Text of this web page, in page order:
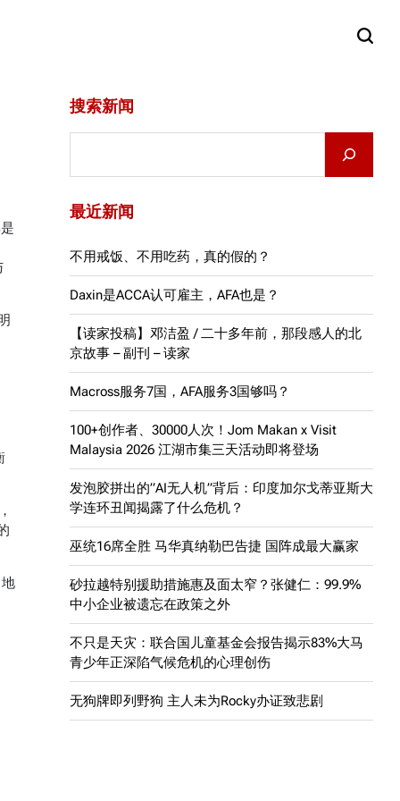
搜索新闻
最近新闻
不用戒饭、不用吃药，真的假的？
Daxin是ACCA认可雇主，AFA也是？
【读家投稿】邓洁盈 / 二十多年前，那段感人的北
京故事 – 副刊 – 读家
Macross服务7国，AFA服务3国够吗？
100+创作者、30000人次！Jom Makan x Visit
Malaysia 2026 江湖市集三天活动即将登场
发泡胶拼出的”AI无人机”背后：印度加尔戈蒂亚斯大
学连环丑闻揭露了什么危机？
巫统16席全胜 马华真纳勒巴告捷 国阵成最大赢家
砂拉越特别援助措施惠及面太窄？张健仁：99.9%
中小企业被遗忘在政策之外
不只是天灾：联合国儿童基金会报告揭示83%大马
青少年正深陷气候危机的心理创伤
无狗牌即列野狗 主人未为Rocky办证致悲剧